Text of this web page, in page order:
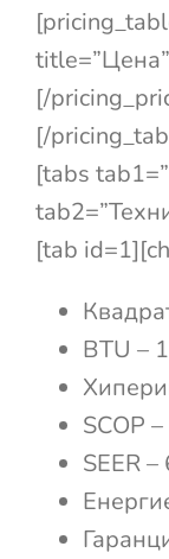
[/
[/
[tabs
[tab
BTU –
SCOP
SEER –